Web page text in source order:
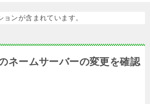
ンが含まれています。
ネームサーバーの変更を確認